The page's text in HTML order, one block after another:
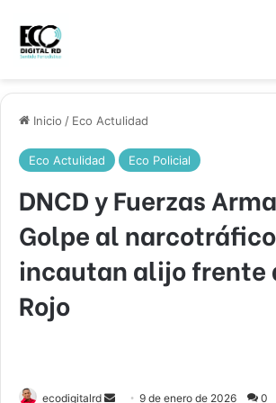
Inicio / Eco Actulidad
Eco Actulidad Eco Policial
DNCD y Fuerzas
Golpe al
incautan alijo frente
Rojo
ecodigitalrd
Send9 de enero de 2026 0